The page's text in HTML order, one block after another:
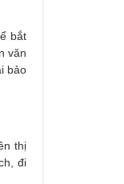
bắt
văn
bảo
thị
đi